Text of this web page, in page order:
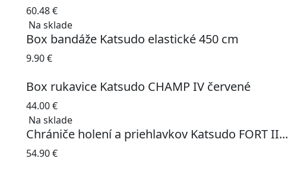
60.48€
Na sklade
Box bandáže Katsudo elastické 450 cm
9.90€
Box rukavice Katsudo CHAMP IV červené
44.00€
Na sklade
Chrániče holení a priehlavkov Katsudo FORT II...
54.90€